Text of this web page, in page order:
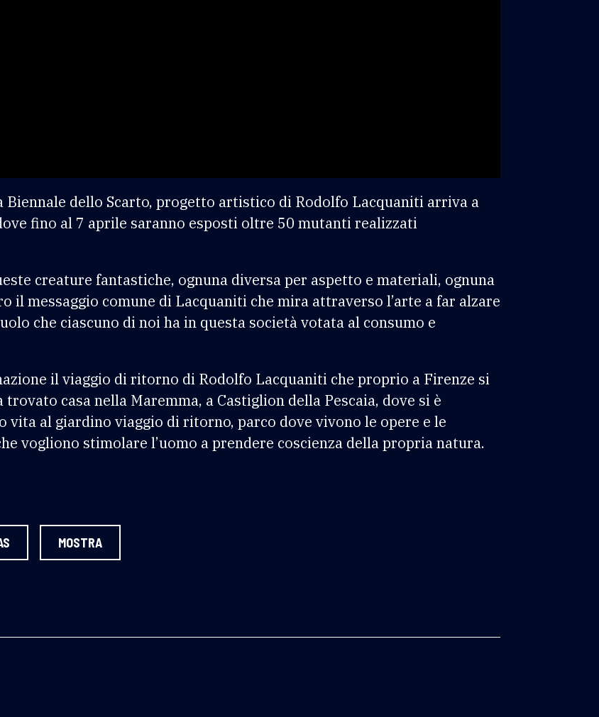
Biennale dello Scarto, progetto artistico di Rodolfo Lacquaniti arriva a
fino al 7 aprile saranno esposti oltre 50 mutanti realizzati
creature fantastiche, ognuna diversa per aspetto e materiali, ognuna
il messaggio comune di Lacquaniti che mira attraverso l’arte a far alzare
che ciascuno di noi ha in questa società votata al consumo e
il viaggio di ritorno di Rodolfo Lacquaniti che proprio a Firenze si
casa nella Maremma, a Castiglion della Pescaia, dove si è
vita al giardino viaggio di ritorno, parco dove vivono le opere e le
vogliono stimolare l’uomo a prendere coscienza della propria natura.
MOSTRA